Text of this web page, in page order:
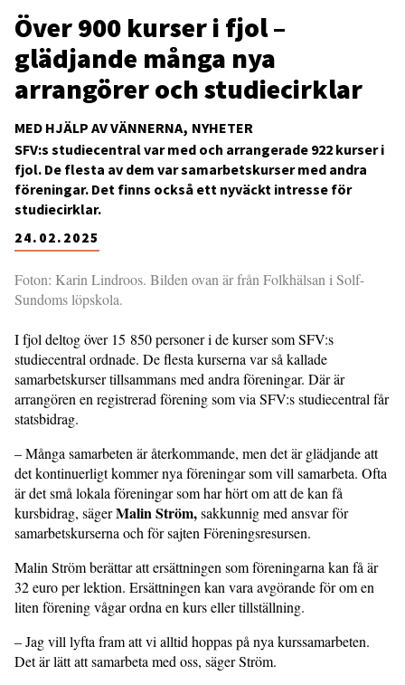
MED HJÄLP AV VÄNNERNA NYHETER
Över 900 kurser i fjol –
glädjande många nya
arrangörer och studiecirklar
24.02.2025
SFV:s studiecentral var med och arrangerade 922 kurser i
fjol. De flesta av dem var samarbetskurser med andra
föreningar. Det finns också ett nyväckt intresse för
studiecirklar.
Foton: Karin Lindroos. Bilden ovan är från Folkhälsan i Solf-
Sundoms löpskola.
I fjol deltog över 15 850 personer i de kurser som SFV:s
studiecentral ordnade. De flesta kurserna var så kallade
samarbetskurser tillsammans med andra föreningar. Där är
arrangören en registrerad förening som via SFV:s studiecentral får
statsbidrag.
– Många samarbeten är återkommande, men det är glädjande att
det kontinuerligt kommer nya föreningar som vill samarbeta. Ofta
är det små lokala föreningar som har hört om att de kan få
kursbidrag, sägerMalin Ström,sakkunnig med ansvar för
samarbetskurserna och för sajten Föreningsresursen.
Malin Ström berättar att ersättningen som föreningarna kan få är
32 euro per lektion. Ersättningen kan vara avgörande för om en
liten förening vågar ordna en kurs eller tillställning.
– Jag vill lyfta fram att vi alltid hoppas på nya kurssamarbeten.
Det är lätt att samarbeta med oss, säger Ström.